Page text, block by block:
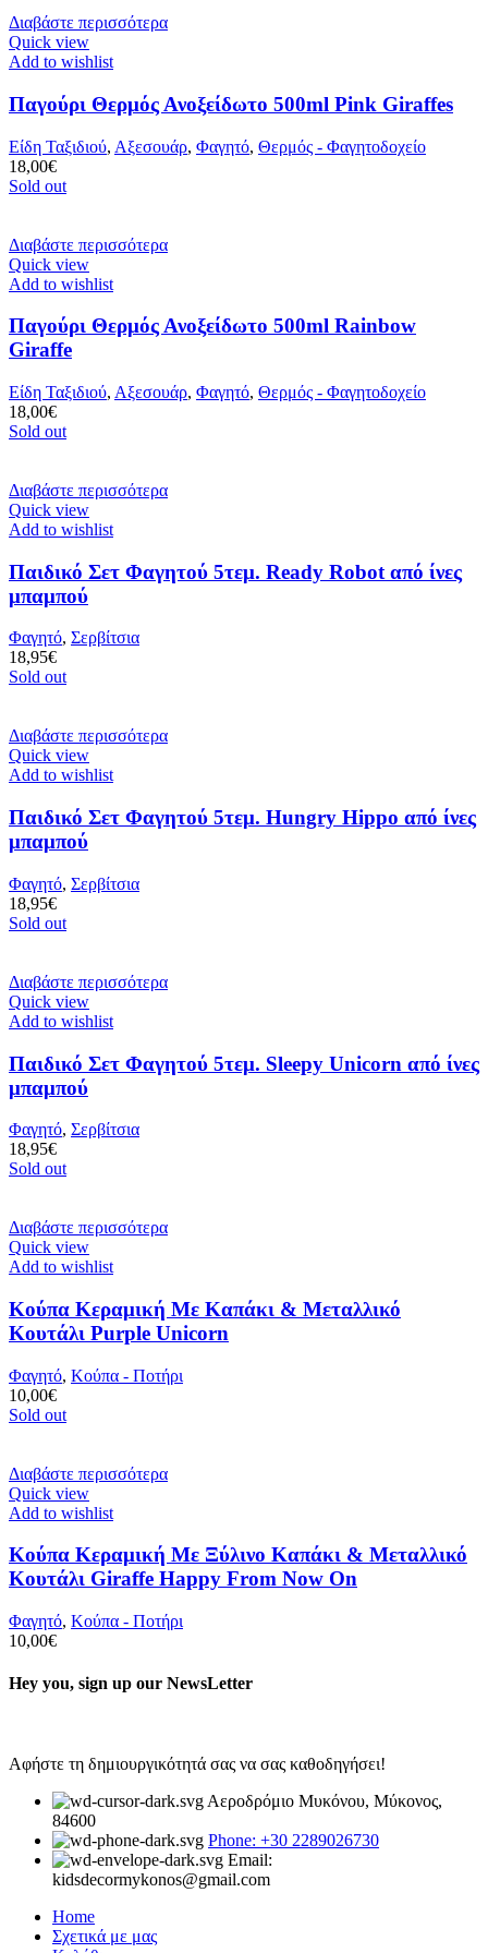
Διαβάστε περισσότερα
Quick view
Add to wishlist
Παγούρι Θερμός Ανοξείδωτο 500ml Pink Giraffes
Είδη Ταξιδιού, Αξεσουάρ, Φαγητό, Θερμός - Φαγητοδοχείο
18,00€
Sold out
Διαβάστε περισσότερα
Quick view
Add to wishlist
Παγούρι Θερμός Ανοξείδωτο 500ml Rainbow
Giraffe
Είδη Ταξιδιού, Αξεσουάρ, Φαγητό, Θερμός - Φαγητοδοχείο
18,00€
Sold out
Διαβάστε περισσότερα
Quick view
Add to wishlist
Παιδικό Σετ Φαγητού 5τεμ. Ready Robot από ίνες
μπαμπού
Φαγητό, Σερβίτσια
18,95€
Sold out
Διαβάστε περισσότερα
Quick view
Add to wishlist
Παιδικό Σετ Φαγητού 5τεμ. Hungry Hippo από ίνες
μπαμπού
Φαγητό, Σερβίτσια
18,95€
Sold out
Διαβάστε περισσότερα
Quick view
Add to wishlist
Παιδικό Σετ Φαγητού 5τεμ. Sleepy Unicorn από ίνες
μπαμπού
Φαγητό, Σερβίτσια
18,95€
Sold out
Διαβάστε περισσότερα
Quick view
Add to wishlist
Κούπα Κεραμική Με Καπάκι & Μεταλλικό
Κουτάλι Purple Unicorn
Φαγητό, Κούπα - Ποτήρι
10,00€
Sold out
Διαβάστε περισσότερα
Quick view
Add to wishlist
Κούπα Κεραμική Με Ξύλινο Καπάκι & Μεταλλικό
Κουτάλι Giraffe Happy From Now On
Φαγητό, Κούπα - Ποτήρι
10,00€
Hey you, sign up our NewsLetter
Αφήστε τη δημιουργικότητά σας να σας καθοδηγήσει!
Αεροδρόμιο Μυκόνου, Μύκονος,
84600
Phone: +30 2289026730
Email:
kidsdecormykonos@gmail.com
Home
Σχετικά με μας